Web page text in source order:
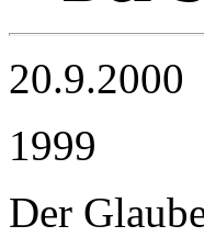
20.9.2000
1999
Der